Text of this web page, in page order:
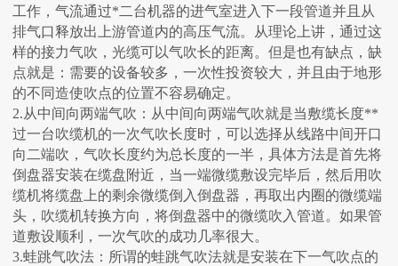
工作，气流通过*二台机器的进气室进入下一段管道并且从
排气口释放出上游管道内的高压气流。从理论上讲，通过这
样的接力气吹，光缆可以气吹长的距离。但是也有缺点，缺
点就是：需要的设备较多，一次性投资较大，并且由于地形
的不同造使吹点的位置不容易确定。
2.从中间向两端气吹：从中间向两端气吹就是当敷缆长度**
过一台吹缆机的一次气吹长度时，可以选择从线路中间开口
向二端吹，气吹长度约为总长度的一半，具体方法是首先将
倒盘器安装在缆盘附近，当一端微缆敷设完毕后，然后用吹
缆机将缆盘上的剩余微缆倒入倒盘器，再取出内圈的微缆端
头，吹缆机转换方向，将倒盘器中的微缆吹入管道。如果管
道敷设顺利，一次气吹的成功几率很大。
3.蛙跳气吹法：所谓的蛙跳气吹法就是安装在下一气吹点的